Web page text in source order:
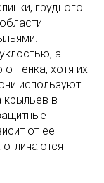
грудного
а
хотя их
используют
крыльев в
от ее